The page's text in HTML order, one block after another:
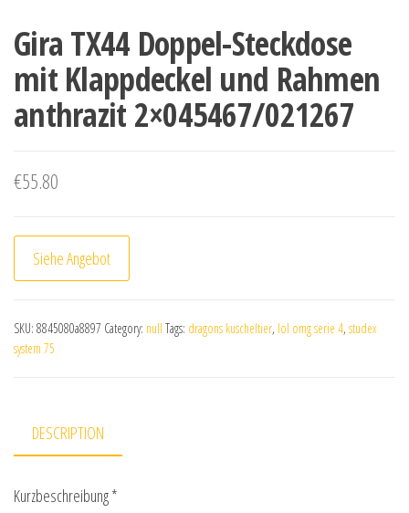
Gira TX44 Doppel-Steckdose
mit Klappdeckel und Rahmen
anthrazit 2×045467/021267
€55.80
Siehe Angebot
SKU: 8845080a8897 Category: null Tags: dragons kuscheltier, lol omg serie 4, studex
system 75
DESCRIPTION
Kurzbeschreibung *